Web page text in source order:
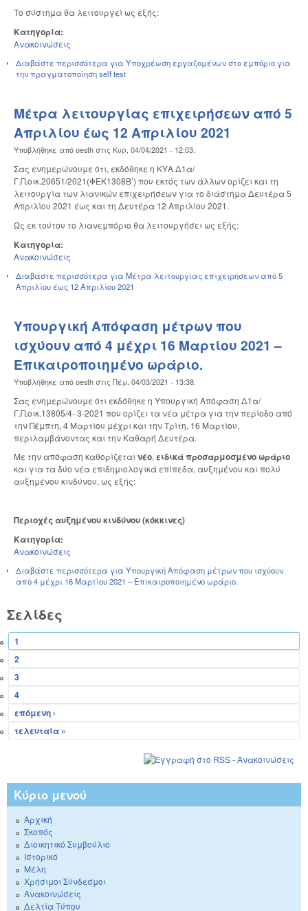
Το σύστημα θα λειτουργεί ως εξής:
Κατηγορία:
Ανακοινώσεις
Διαβάστε περισσότερα για Υποχρέωση εργαζομένων στο εμπόριο για
την πραγματοποίηση self test
Μέτρα λειτουργίας επιχειρήσεων από 5
Απριλίου έως 12 Απριλίου 2021
Υποβλήθηκε από oesth στις Κυρ, 04/04/2021 - 12:03
Σας ενημερώνουμε ότι, εκδόθηκε η ΚΥΑ Δ1α/
Γ.Π.οικ.20651/2021(ΦΕΚ1308Β’) που εκτός των άλλων ορίζει και τη
λειτουργία των λιανικών επιχειρήσεων για το διάστημα Δευτέρα 5
Απριλίου 2021 έως και τη Δευτέρα 12 Απριλίου 2021.
Ως εκ τούτου το λιανεμπόριο θα λειτουργήσει ως εξής:
Κατηγορία:
Ανακοινώσεις
Διαβάστε περισσότερα για Μέτρα λειτουργίας επιχειρήσεων από 5
Απριλίου έως 12 Απριλίου 2021
Υπουργική Απόφαση μέτρων που
ισχύουν από 4 μέχρι 16 Μαρτίου 2021 –
Επικαιροποιημένο ωράριο.
Υποβλήθηκε από oesth στις Πέμ, 04/03/2021 - 13:38
Σας ενημερώνουμε ότι εκδόθηκε η Υπουργική Απόφαση Δ1α/
Γ.Π.οικ.13805/4- 3-2021 που ορίζει τα νέα μέτρα για την περίοδο από
την Πέμπτη, 4 Μαρτίου μέχρι και την Τρίτη, 16 Μαρτίου,
περιλαμβάνοντας και την Καθαρή Δευτέρα.
Με την απόφαση καθορίζεταινέο,ειδικά προσαρμοσμένο ωράριο
και για τα δύο νέα επιδημιολογικά επίπεδα, αυξημένου και πολύ
αυξημένου κινδύνου, ως εξής:
Περιοχές αυξημένου κινδύνου (κόκκινες)
Κατηγορία:
Ανακοινώσεις
Διαβάστε περισσότερα για Υπουργική Απόφαση μέτρων που ισχύουν
από 4 μέχρι 16 Μαρτίου 2021 – Επικαιροποιημένο ωράριο.
Σελίδες
1
2
3
4
επόμενη ›
τελευταία »
Κύριο μενού
Αρχική
Σκοπός
Διοικητικό Συμβούλιο
Ιστορικό
Μέλη
Χρήσιμοι Σύνδεσμοι
Ανακοινώσεις
Δελτία Τύπου